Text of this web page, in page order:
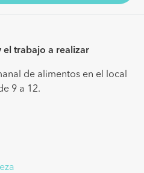
el trabajo a realizar
de alimentos en el local
9 a 12.